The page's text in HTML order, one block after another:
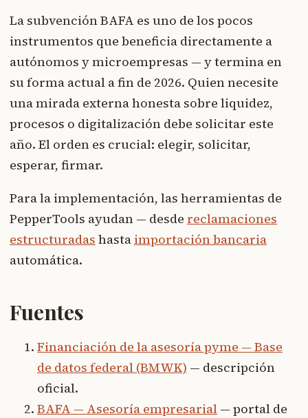
La subvención BAFA es uno de los pocos
instrumentos que beneficia directamente a
autónomos y microempresas — y termina en
su forma actual a fin de 2026. Quien necesite
una mirada externa honesta sobre liquidez,
procesos o digitalización debe solicitar este
año. El orden es crucial: elegir, solicitar,
esperar, firmar.
Para la implementación, las herramientas de
PepperTools ayudan — desde reclamaciones
estructuradas hasta importación bancaria
automática.
Fuentes
Financiación de la asesoría pyme — Base
de datos federal (BMWK) — descripción
oficial.
BAFA — Asesoría empresarial — portal de